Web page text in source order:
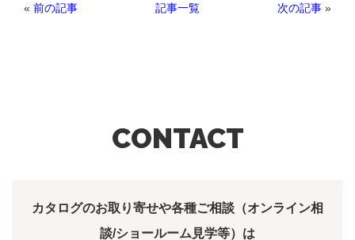
記事一覧
« 前の記事 次の記事 »
CONTACT
カタログのお取り寄せや各種ご相談（オンライン相
談/ショールーム見学等）は